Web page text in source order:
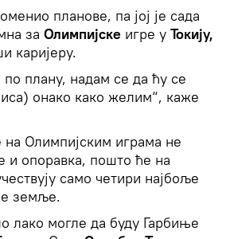
планове, па јој је сада
за Олимпијске игре у Токију,
каријеру.
по плану, надам се да ћу се
онако како желим“, каже
Олимпијским играма не
и опоравка, пошто ће на
само четири најбоље
земље.
лако могле да буду Гарбиње